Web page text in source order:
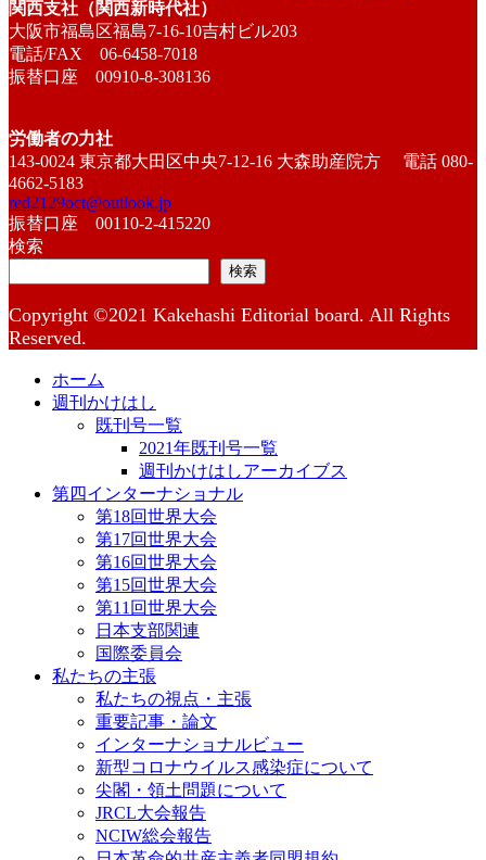
関西支社（関西新時代社）
大阪市福島区福島7-16-10吉村ビル203
電話/FAX 06-6458-7018
振替口座 00910-8-308136
労働者の力社
143-0024 東京都大田区中央7-12-16 大森助産院方 電話 080-
4662-5183
red2129oct@outlook.jp
振替口座 00110-2-415220
検索
検索
Copyright ©2021 Kakehashi Editorial board. All Rights
Reserved.
ホーム
週刊かけはし
既刊号一覧
2021年既刊号一覧
週刊かけはしアーカイブス
第四インターナショナル
第18回世界大会
第17回世界大会
第16回世界大会
第15回世界大会
第11回世界大会
日本支部関連
国際委員会
私たちの主張
私たちの視点・主張
重要記事・論文
インターナショナルビュー
新型コロナウイルス感染症について
尖閣・領土問題について
JRCL大会報告
NCIW総会報告